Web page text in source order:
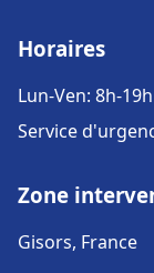
Horaires
Lun-Ven: 8h-19h
Service
Zone
Gisors, France